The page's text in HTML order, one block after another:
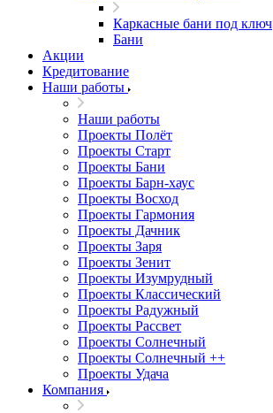
Каркасные бани под ключ
Бани
Акции
Кредитование
Наши работы
Наши работы
Проекты Полёт
Проекты Старт
Проекты Бани
Проекты Барн-хаус
Проекты Восход
Проекты Гармония
Проекты Дачник
Проекты Заря
Проекты Зенит
Проекты Изумрудный
Проекты Классический
Проекты Радужный
Проекты Рассвет
Проекты Солнечный
Проекты Солнечный ++
Проекты Удача
Компания